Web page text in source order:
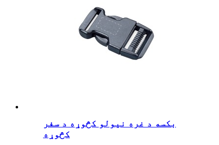
بکسه د غره نیولو کڅوړه د سفر
کڅوړه